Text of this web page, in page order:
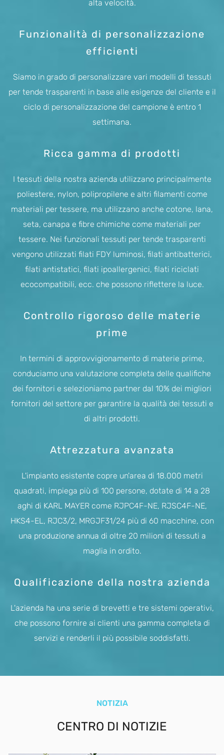
alta velocità.
Funzionalità di personalizzazione
efficienti
Siamo in grado di personalizzare vari modelli di tessuti
per tende trasparenti in base alle esigenze del cliente e il
ciclo di personalizzazione del campione è entro 1
settimana.
Ricca gamma di prodotti
I tessuti della nostra azienda utilizzano principalmente
poliestere, nylon, polipropilene e altri filamenti come
materiali per tessere, ma utilizzano anche cotone, lana,
seta, canapa e fibre chimiche come materiali per
tessere. Nei funzionali tessuti per tende trasparenti
vengono utilizzati filati FDY luminosi, filati antibatterici,
filati antistatici, filati ipoallergenici, filati riciclati
ecocompatibili, ecc. che possono riflettere la luce.
Controllo rigoroso delle materie
prime
In termini di approvvigionamento di materie prime,
conduciamo una valutazione completa delle qualifiche
dei fornitori e selezioniamo partner dal 10% dei migliori
fornitori del settore per garantire la qualità dei tessuti e
di altri prodotti.
Attrezzatura avanzata
L'impianto esistente copre un'area di 18.000 metri
quadrati, impiega più di 100 persone, dotate di 14 a 28
aghi di KARL MAYER come RJPC4F-NE, RJSC4F-NE,
HKS4-EL, RJC3/2, MRGJF31/24 più di 60 macchine, con
una produzione annua di oltre 20 milioni di tessuti a
maglia in ordito.
Qualificazione della nostra azienda
L'azienda ha una serie di brevetti e tre sistemi operativi,
che possono fornire ai clienti una gamma completa di
servizi e renderli il più possibile soddisfatti.
NOTIZIA
CENTRO DI NOTIZIE